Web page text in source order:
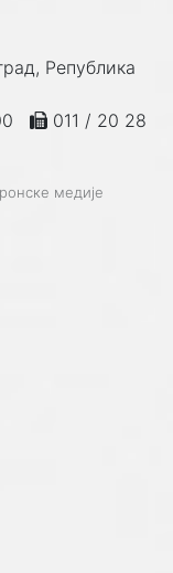
Република
011 / 20 28
медије